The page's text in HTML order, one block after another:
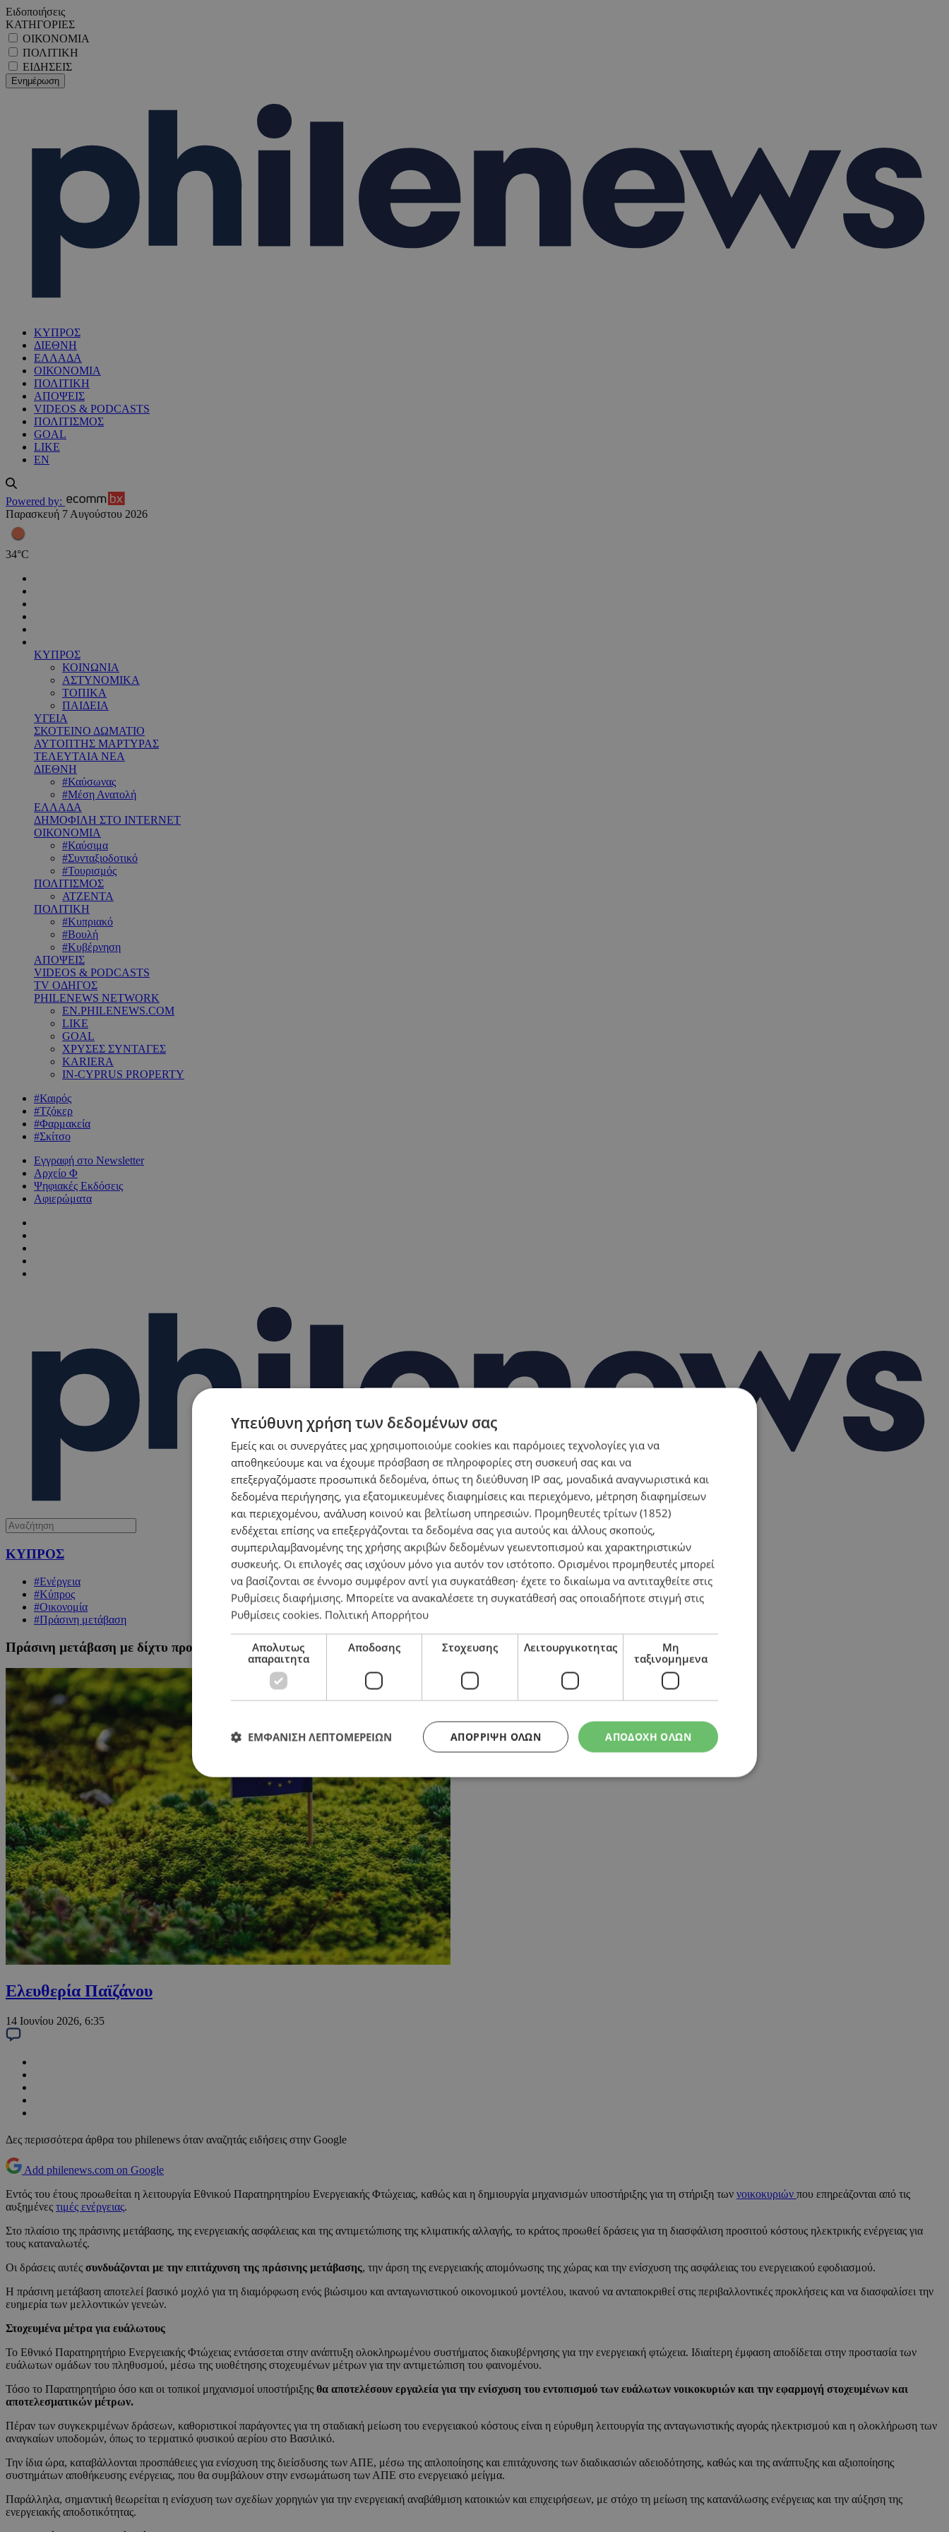
Ειδοποιήσεις
ΚΑΤΗΓΟΡΙΕΣ
ΟΙΚΟΝΟΜΙΑ
ΠΟΛΙΤΙΚΗ
ΕΙΔΗΣΕΙΣ
ΚΥΠΡΟΣ
ΔΙΕΘΝΗ
ΕΛΛΑΔΑ
ΟΙΚΟΝΟΜΙΑ
ΠΟΛΙΤΙΚΗ
ΑΠΟΨΕΙΣ
VIDEOS & PODCASTS
ΠΟΛΙΤΙΣΜΟΣ
GOAL
LIKE
EN
Powered by:
Παρασκευή 7 Αυγούστου 2026
34°C
ΚΥΠΡΟΣ
ΚΟΙΝΩΝΙΑ
ΑΣΤΥΝΟΜΙΚΑ
ΤΟΠΙΚΑ
ΠΑΙΔΕΙΑ
ΥΓΕΙΑ
ΣΚΟΤΕΙΝΟ ΔΩΜΑΤΙΟ
ΑΥΤΟΠΤΗΣ ΜΑΡΤΥΡΑΣ
ΤΕΛΕΥΤΑΙΑ ΝΕΑ
ΔΙΕΘΝΗ
#Καύσωνας
#Μέση Ανατολή
ΕΛΛΑΔΑ
ΔΗΜΟΦΙΛΗ ΣΤΟ INTERNET
ΟΙΚΟΝΟΜΙΑ
#Καύσιμα
#Συνταξιοδοτικό
#Τουρισμός
ΠΟΛΙΤΙΣΜΟΣ
ΑΤΖΕΝΤΑ
ΠΟΛΙΤΙΚΗ
#Κυπριακό
#Βουλή
#Κυβέρνηση
ΑΠΟΨΕΙΣ
VIDEOS & PODCASTS
TV ΟΔΗΓΟΣ
PHILENEWS NETWORK
EN.PHILENEWS.COM
LIKE
GOAL
ΧΡΥΣΕΣ ΣΥΝΤΑΓΕΣ
KARIERA
IN-CYPRUS PROPERTY
#Καιρός
#Τζόκερ
#Φαρμακεία
#Σκίτσο
Εγγραφή στο Newsletter
Αρχείο Φ
Ψηφιακές Εκδόσεις
Αφιερώματα
ΚΥΠΡΟΣ
#Ενέργεια
#Κύπρος
#Οικονομία
#Πράσινη μετάβαση
Πράσινη μετάβαση με δίχτυ προστασίας για ευάλωτους – Θα λειτουργήσει ειδικός μηχανισμός για στήριξη
Ελευθερία Παϊζάνου
14 Ιουνίου 2026, 6:35
Δες περισσότερα άρθρα του philenews όταν αναζητάς ειδήσεις στην Google
Add philenews.com on Google
Εντός του έτους προωθείται η λειτουργία Εθνικού Παρατηρητηρίου Ενεργειακής Φτώχειας, καθώς και η δημιουργία μηχανισμών υποστήριξης για τη στήριξη των νοικοκυριών που επηρεάζονται από τις
αυξημένες τιμές ενέργειας.
Στο πλαίσιο της πράσινης μετάβασης, της ενεργειακής ασφάλειας και της αντιμετώπισης της κλιματικής αλλαγής, το κράτος προωθεί δράσεις για τη διασφάλιση προσιτού κόστους ηλεκτρικής ενέργειας για
τους καταναλωτές.
Οι δράσεις αυτές συνδυάζονται με την επιτάχυνση της πράσινης μετάβασης, την άρση της ενεργειακής απομόνωσης της χώρας και την ενίσχυση της ασφάλειας του ενεργειακού εφοδιασμού.
Η πράσινη μετάβαση αποτελεί βασικό μοχλό για τη διαμόρφωση ενός βιώσιμου και ανταγωνιστικού οικονομικού μοντέλου, ικανού να ανταποκριθεί στις περιβαλλοντικές προκλήσεις και να διασφαλίσει την
ευημερία των μελλοντικών γενεών.
Στοχευμένα μέτρα για ευάλωτους
Το Εθνικό Παρατηρητήριο Ενεργειακής Φτώχειας εντάσσεται στην ανάπτυξη ολοκληρωμένου συστήματος διακυβέρνησης για την ενεργειακή φτώχεια. Ιδιαίτερη έμφαση αποδίδεται στην προστασία των
ευάλωτων ομάδων του πληθυσμού, μέσω της υιοθέτησης στοχευμένων μέτρων για την αντιμετώπιση του φαινομένου.
Τόσο το Παρατηρητήριο όσο και οι τοπικοί μηχανισμοί υποστήριξης θα αποτελέσουν εργαλεία για την ενίσχυση του εντοπισμού των ευάλωτων νοικοκυριών και την εφαρμογή στοχευμένων και
αποτελεσματικών μέτρων.
Πέραν των συγκεκριμένων δράσεων, καθοριστικοί παράγοντες για τη σταδιακή μείωση του ενεργειακού κόστους είναι η εύρυθμη λειτουργία της ανταγωνιστικής αγοράς ηλεκτρισμού και η ολοκλήρωση των
αναγκαίων υποδομών, όπως το τερματικό φυσικού αερίου στο Βασιλικό.
Την ίδια ώρα, καταβάλλονται προσπάθειες για ενίσχυση της διείσδυσης των ΑΠΕ, μέσω της απλοποίησης και επιτάχυνσης των διαδικασιών αδειοδότησης, καθώς και της ανάπτυξης και αξιοποίησης
συστημάτων αποθήκευσης ενέργειας, που θα συμβάλουν στην ενσωμάτωση των ΑΠΕ στο ενεργειακό μείγμα.
Παράλληλα, σημαντική θεωρείται η ενίσχυση των σχεδίων χορηγιών για την ενεργειακή αναβάθμιση κατοικιών και επιχειρήσεων, με στόχο τη μείωση της κατανάλωσης ενέργειας και την αύξηση της
ενεργειακής αποδοτικότητας.
Υπεύθυνη χρήση των δεδομένων σας
Εμείς και οι συνεργάτες μας χρησιμοποιούμε cookies και παρόμοιες τεχνολογίες για να
αποθηκεύουμε και να έχουμε πρόσβαση σε πληροφορίες στη συσκευή σας και να
επεξεργαζόμαστε προσωπικά δεδομένα, όπως τη διεύθυνση IP σας, μοναδικά αναγνωριστικά και
δεδομένα περιήγησης, για εξατομικευμένες διαφημίσεις και περιεχόμενο, μέτρηση διαφημίσεων
και περιεχομένου, ανάλυση κοινού και βελτίωση υπηρεσιών. Προμηθευτές τρίτων (1852)
ενδέχεται επίσης να επεξεργάζονται τα δεδομένα σας για αυτούς και άλλους σκοπούς,
συμπεριλαμβανομένης της χρήσης ακριβών δεδομένων γεωεντοπισμού και χαρακτηριστικών
συσκευής. Οι επιλογές σας ισχύουν μόνο για αυτόν τον ιστότοπο. Ορισμένοι προμηθευτές μπορεί
να βασίζονται σε έννομο συμφέρον αντί για συγκατάθεση· έχετε το δικαίωμα να αντιταχθείτε στις
Ρυθμίσεις διαφήμισης. Μπορείτε να ανακαλέσετε τη συγκατάθεσή σας οποιαδήποτε στιγμή στις
Ρυθμίσεις cookies. Πολιτική Απορρήτου
Απολυτως
απαραιτητα
Αποδοσης Στοχευσης Λειτουργικοτητας
Μη
ταξινομημενα
ΑΠΟΔΟΧΗ ΟΛΩΝ
ΑΠΌΡΡΙΨΗ ΌΛΩΝ
ΕΜΦΑΝΙΣΗ ΛΕΠΤΟΜΕΡΕΙΩΝ